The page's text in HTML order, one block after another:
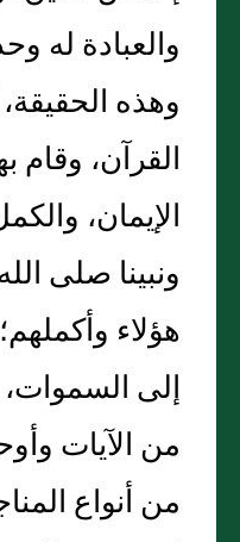
والعبادة له
وهذه
القرآن، وقام
الإيمان،
ونبينا صلى
هؤلاء
إلى
من الآيات
من أنواع